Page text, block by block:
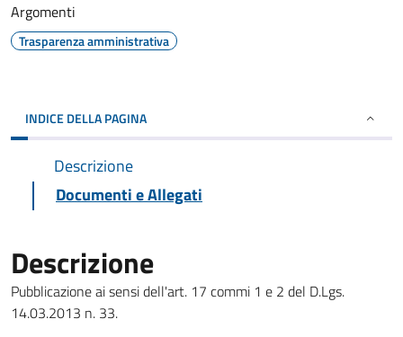
Argomenti
Trasparenza amministrativa
INDICE DELLA PAGINA
Descrizione
Documenti e Allegati
Descrizione
Pubblicazione ai sensi dell'art. 17 commi 1 e 2 del D.Lgs.
14.03.2013 n. 33.